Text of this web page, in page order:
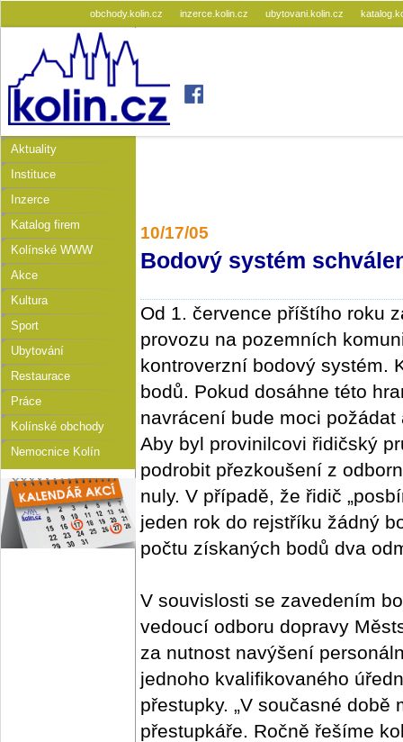
obchody.kolin.cz inzerce.kolin.cz ubytovani.kolin.cz
Aktuality
Instituce
Inzerce
Katalog firem
Kolínské WWW
Akce
Kultura
Sport
Ubytování
Restaurace
Práce
Kolínské obchody
Nemocnice Kolín
10/17/05
Bodový systém
Od 1. července příštího roku
provozu na pozemních
kontroverzní bodový systém.
bodů. Pokud dosáhne této
navrácení bude moci
Aby byl provinilcovi řidičský
podrobit přezkoušení z
nuly. V případě, že řidič
jeden rok do rejstříku žádný
počtu získaných bodů dva
V souvislosti se zavedením
vedoucí odboru dopravy
za nutnost navýšení
jednoho kvalifikovaného
přestupky. „V současné
přestupkáře. Ročně řešíme